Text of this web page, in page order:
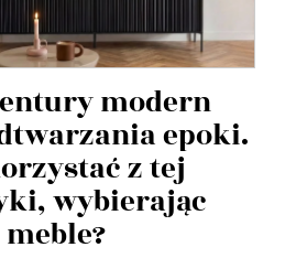
modern
epoki.
z tej
wybierając